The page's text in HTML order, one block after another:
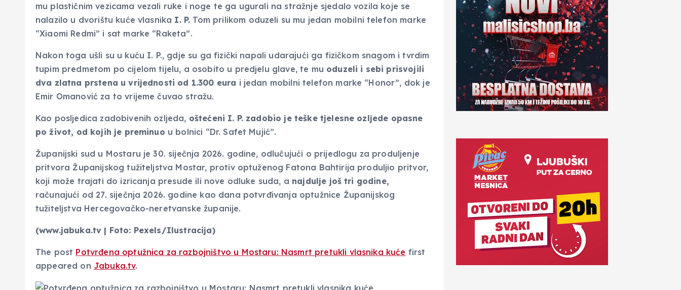
mu plastičnim vezicama vezali ruke i noge te ga ugurali na stražnje sjedalo vozila koje se
nalazilo u dvorištu kuće vlasnika I. P. Tom prilikom oduzeli su mu jedan mobilni telefon marke
“Xiaomi Redmi” i sat marke “Raketa”.
Nakon toga ušli su u kuću I. P., gdje su ga fizički napali udarajući ga fizičkom snagom i tvrdim
tupim predmetom po cijelom tijelu, a osobito u predjelu glave, te mu oduzeli i sebi prisvojili
dva zlatna prstena u vrijednosti od 1.300 eura i jedan mobilni telefon marke “Honor”, dok je
Emir Omanović za to vrijeme čuvao stražu.
Kao posljedica zadobivenih ozljeda, oštećeni I. P. zadobio je teške tjelesne ozljede opasne
po život, od kojih je preminuo u bolnici “Dr. Safet Mujić”.
Županijski sud u Mostaru je 30. siječnja 2026. godine, odlučujući o prijedlogu za produljenje
pritvora Županijskog tužiteljstva Mostar, protiv optuženog Fatona Bahtirija produljio pritvor,
koji može trajati do izricanja presude ili nove odluke suda, a najdulje još tri godine,
računajući od 27. siječnja 2026. godine kao dana potvrđivanja optužnice Županijskog
tužiteljstva Hercegovačko-neretvanske županije.
(www.jabuka.tv | Foto: Pexels/Ilustracija)
The post Potvrđena optužnica za razbojništvo u Mostaru: Nasmrt pretukli vlasnika kuće first
appeared on Jabuka.tv.